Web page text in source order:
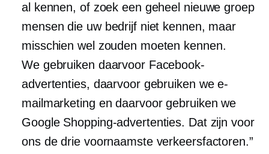
al kennen, of zoek een geheel nieuwe groep
mensen die uw bedrijf niet kennen, maar
misschien wel zouden moeten kennen.
We gebruiken daarvoor Facebook-
advertenties, daarvoor gebruiken we e-
mailmarketing en daarvoor gebruiken we
Google Shopping-advertenties. Dat zijn voor
ons de drie voornaamste verkeersfactoren.”